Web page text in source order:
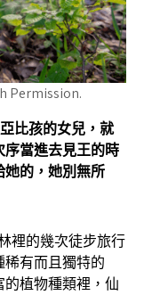
Permission.
比孩的女兒，就
當進去見王的時
她的，她別無所
裡的幾次徒步旅行
有而且獨特的
植物種類裡，仙